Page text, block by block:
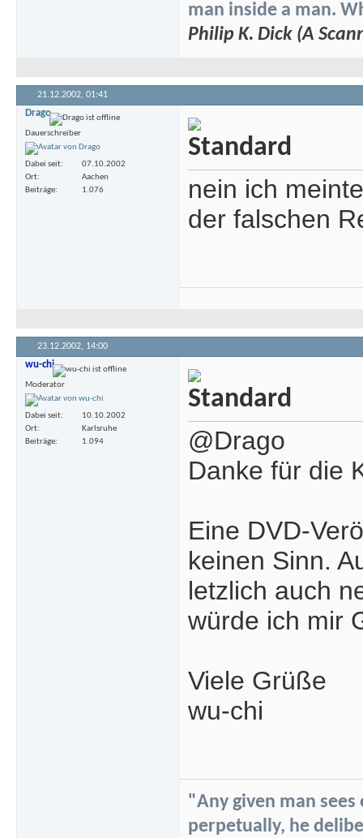
man inside a man.
Philip K. Dick (A
21.12.2002, 01:41
Drago
Dauerschreiber
Dabei seit
07.10.2002
Ort
Aachen
Beiträge
1.076
nein ich
der falschen
23.12.2002, 14:00
wu-chi
Moderator
Dabei seit
10.10.2002
Ort
Karlsruhe
Beiträge
1.094
@Drago
Danke für die
Eine DVD-
keinen Sinn.
letzlich auch
würde ich mir
Viele Grüße
wu-chi
"Any given man
perpetually, he